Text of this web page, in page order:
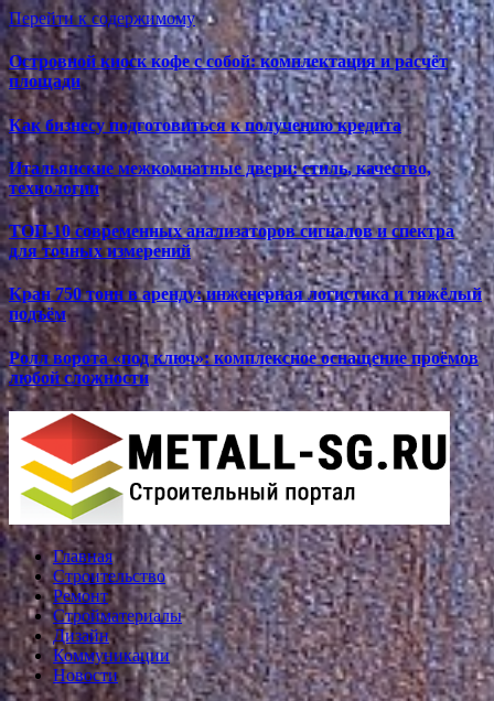
Перейти к содержимому
Островной киоск кофе с собой: комплектация и расчёт
площади
Как бизнесу подготовиться к получению кредита
Итальянские межкомнатные двери: стиль, качество,
технологии
ТОП-10 современных анализаторов сигналов и спектра
для точных измерений
Кран 750 тонн в аренду: инженерная логистика и тяжёлый
подъём
Ролл ворота «под ключ»: комплексное оснащение проёмов
любой сложности
Главная
Строительство
Ремонт
Стройматериалы
Дизайн
Коммуникации
Новости